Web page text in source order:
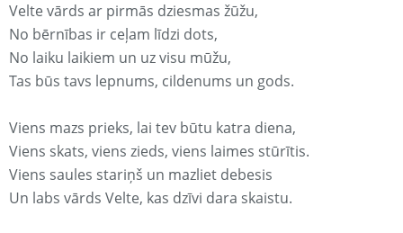
Velte vārds ar pirmās dziesmas žūžu,
No bērnības ir ceļam līdzi dots,
No laiku laikiem un uz visu mūžu,
Tas būs tavs lepnums, cildenums un gods.
Viens mazs prieks, lai tev būtu katra diena,
Viens skats, viens zieds, viens laimes stūrītis.
Viens saules stariņš un mazliet debesis
Un labs vārds Velte, kas dzīvi dara skaistu.